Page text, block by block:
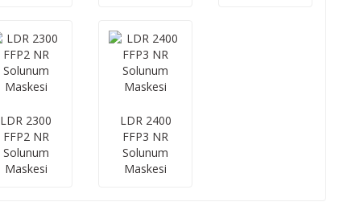
LDR 2300
FFP2 NR
Solunum
Maskesi
LDR 2400
FFP3 NR
Solunum
Maskesi